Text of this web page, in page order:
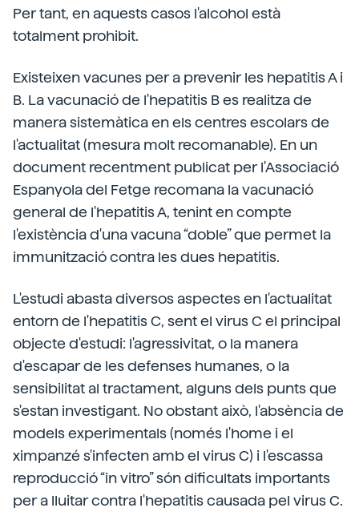
Per tant, en aquests casos l'alcohol està
totalment prohibit.
Existeixen vacunes per a prevenir les hepatitis A i
B. La vacunació de l'hepatitis B es realitza de
manera sistemàtica en els centres escolars de
l'actualitat (mesura molt recomanable). En un
document recentment publicat per l'Associació
Espanyola del Fetge recomana la vacunació
general de l'hepatitis A, tenint en compte
l'existència d'una vacuna “doble” que permet la
immunització contra les dues hepatitis.
L'estudi abasta diversos aspectes en l'actualitat
entorn de l'hepatitis C, sent el virus C el principal
objecte d'estudi: l'agressivitat, o la manera
d'escapar de les defenses humanes, o la
sensibilitat al tractament, alguns dels punts que
s'estan investigant. No obstant això, l'absència de
models experimentals (només l'home i el
ximpanzé s'infecten amb el virus C) i l'escassa
reproducció “in vitro” són dificultats importants
per a lluitar contra l'hepatitis causada pel virus C.